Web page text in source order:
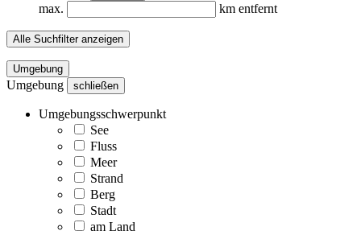
max. km entfernt
Alle Suchfilter anzeigen
Umgebung
Umgebung schließen
Umgebungsschwerpunkt
See
Fluss
Meer
Strand
Berg
Stadt
am Land